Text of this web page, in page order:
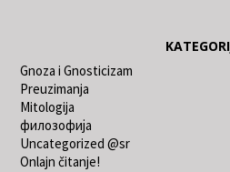
Gnoza i Gnosticizam
Preuzimanja
Mitologija
филозофија
Uncategorized @sr
Onlajn čitanje!